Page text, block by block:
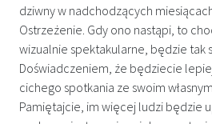
dziwny w nadchodzących
Ostrzeżenie. Gdy ono nastąpi, to
wizualnie spektakularne, będzie tak
Doświadczeniem, że będziecie
cichego spotkania ze swoim
Pamiętajcie, im więcej ludzi będzie